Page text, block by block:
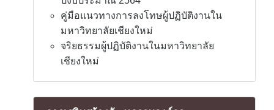
คู่มือแนวทางการลงโทษผู้ปฏิบัติงานใน
มหาวิทยาลัยเชียงใหม่
จริยธรรมผู้ปฏิบัติงานในมหาวิทยาลัย
เชียงใหม่